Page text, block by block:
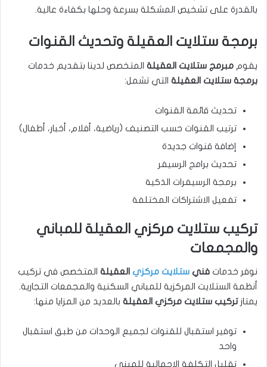
بالقدرة على تشخيص المشكلة بسرعة وحلها بكفاءة عالية.
برمجة ستلايت العقيلة وتحديث القنوات
يقوم مبرمج ستلايت العقيلة المتخصص لدينا بتقديم خدمات
برمجة ستلايت العقيلة التي تشمل:
تحديث قائمة القنوات
ترتيب القنوات حسب التصنيف (رياضية، أفلام، أخبار، أطفال)
إضافة قنوات جديدة
تحديث برامج الرسيفر
برمجة الرسيفرات الذكية
تفعيل الاشتراكات المختلفة
تركيب ستلايت مركزي العقيلة للمباني
والمجمعات
نوفر خدمات فني ستلايت مركزي العقيلة المتخصص في تركيب
أنظمة الستلايت المركزية للمباني السكنية والمجمعات التجارية.
يمتازتركيب ستلايت مركزي العقيلة بالعديد من المزايا منها:
توفير استقبال للقنوات لجميع الوحدات من طبق استقبال
واحد
تقليل التكلفة الإجمالية للمبنى